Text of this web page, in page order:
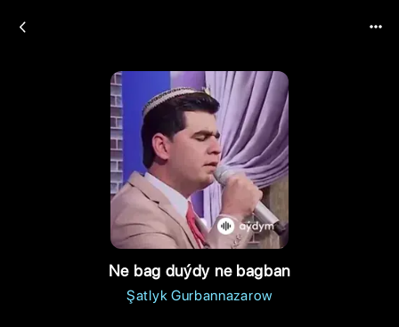
Ne bag duýdy ne bagban
Şatlyk Gurbannazarow